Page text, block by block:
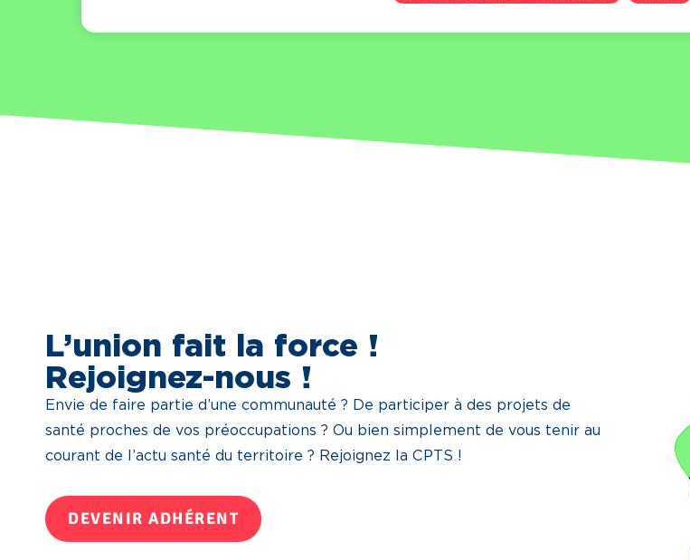
L’union fait la force !
Rejoignez-nous !
Envie de faire partie d’une communauté ? De participer à des projets de
santé proches de vos préoccupations ? Ou bien simplement de vous tenir au
courant de l’actu santé du territoire ? Rejoignez la CPTS !
DEVENIR ADHÉRENT